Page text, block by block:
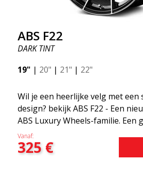
ABS F22
DARK TINT
19" | 20" | 21" | 22"
Wil je een heerlijke velg met
design? bekijk ABS F22 - Een
ABS Luxury Wheels-familie. Een
deze velg is de
alle toonaangevende race-
één ding waar iedereen het over
Vanaf:
325€